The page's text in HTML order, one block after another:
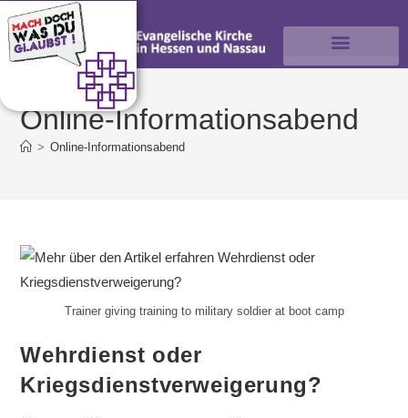
Online-Informationsabend
> Online-Informationsabend
Trainer giving training to military soldier at boot camp
Wehrdienst oder
Kriegsdienstverweigerung?